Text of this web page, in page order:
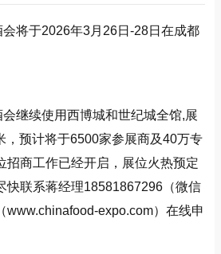
将于2026年3月26日-28日在成都
继续使用西博城和世纪城全馆,展
，预计将于6500家参展商及40万专
招商工作已经开启，展位火热预定
快联系蒋经理18581867296（微信
www.chinafood-expo.com）在线申